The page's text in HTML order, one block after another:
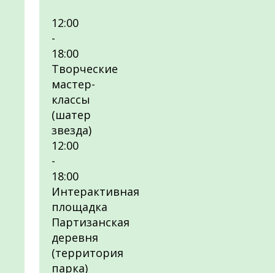
12:00
-
18:00
Творческие
мастер-
классы
(шатер
звезда)
12:00
-
18:00
Интерактивная
площадка
Партизанская
деревня
(территория
парка)